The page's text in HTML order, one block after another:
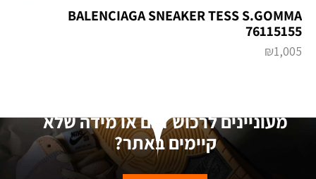
BALENCIAGA SNEAKER TESS S.GOMMA
76115155
₪1,005
מעוניינים לרכוש דגם או מידה שלא
קיימים באתר?